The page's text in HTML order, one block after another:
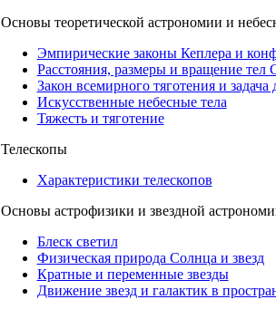
Основы теоретической астрономии и
Эмпирические законы Кеплера и
Расстояния, размеры и вращение тел
Закон всемирного тяготения и задача
Искусственные небесные тела
Тяжесть и тяготение
Телескопы
Характеристики телескопов
Основы астрофизики и звездной
Блеск светил
Физическая природа Солнца и звезд
Кратные и переменные звезды
Движение звезд и галактик в